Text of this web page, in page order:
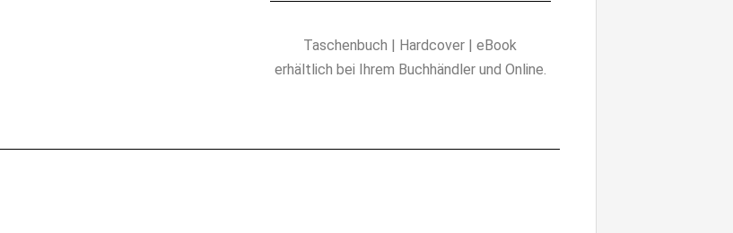
Taschenbuch | Hardcover | eBook
erhältlich bei Ihrem Buchhändler und Online.